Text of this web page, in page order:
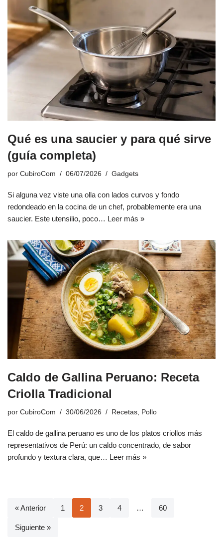
Qué es una saucier y para qué sirve
(guía completa)
por CubiroCom 06/07/2026 Gadgets
Si alguna vez viste una olla con lados curvos y fondo
redondeado en la cocina de un chef, probablemente era una
saucier. Este utensilio, poco… Leer más »
Caldo de Gallina Peruano: Receta
Criolla Tradicional
por CubiroCom 30/06/2026 Recetas Pollo
El caldo de gallina peruano es uno de los platos criollos más
representativos de Perú: un caldo concentrado, de sabor
profundo y textura clara, que… Leer más »
« Anterior 1 2 3 4 … 60
Siguiente »